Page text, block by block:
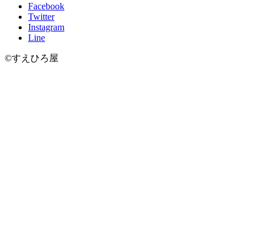
Facebook
Twitter
Instagram
Line
©すえひろ屋